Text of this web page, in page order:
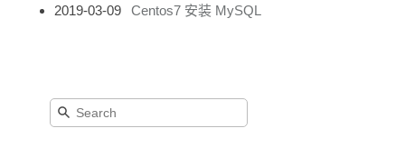
2019-03-09
Centos7 安装 MySQL